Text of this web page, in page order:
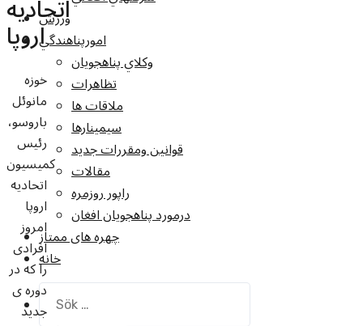
ورزش
امورپناهندگي
وکلاي پناهجويان
تظاهرات
ملاقات ها
سيمينارها
قوانين ومقررات جديد
مقالات
راپور روزمره
درمورد پناهجويان افغان
چهره های ممتاز
خانه
Sök
efter:
اتحادیه
اروپا
خوزه
مانوئل
باروسو،
رئیس
کمیسیون
اتحادیه
اروپا
امروز
افرادی
را که در
دوره ی
جدید